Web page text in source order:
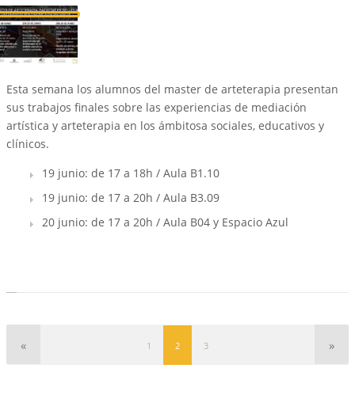
Esta semana los alumnos del master de arteterapia presentan
sus trabajos finales sobre las experiencias de mediación
artística y arteterapia en los ámbitosa sociales, educativos y
clínicos.
19 junio: de 17 a 18h / Aula B1.10
19 junio: de 17 a 20h / Aula B3.09
20 junio: de 17 a 20h / Aula B04 y Espacio Azul
1 2 3